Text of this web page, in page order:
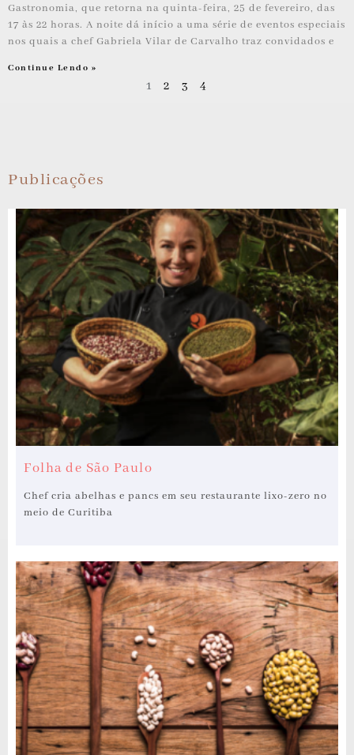
Gastronomia, que retorna na quinta-feira, 25 de fevereiro, das
17 às 22 horas. A noite dá início a uma série de eventos especiais
nos quais a chef Gabriela Vilar de Carvalho traz convidados e
Continue Lendo »
1 2 3 4
Publicações
Folha de São Paulo
Chef cria abelhas e pancs em seu restaurante lixo-zero no
meio de Curitiba